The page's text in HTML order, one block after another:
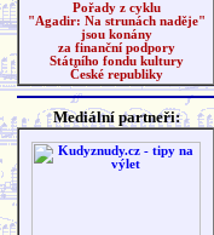
Pořady z cyklu
"Agadir: Na strunách naděje"
jsou konány
za finanční podpory
Státního fondu kultury
České republiky
Mediální partneři: